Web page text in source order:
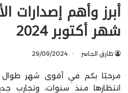
أبرز وأهم إصدارات
شهر أكتوبر 2024
طارق الجاسر 29/09/2024
مرحبًا بكم في أقوى شهر طوال
انتظارها منذ سنوات، وتجارب